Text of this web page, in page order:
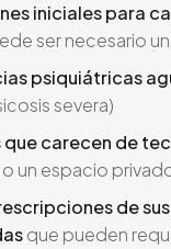
iniciales para
ser necesario
psiquiátricas
severa)
que carecen de
o un espacio
de
que pueden